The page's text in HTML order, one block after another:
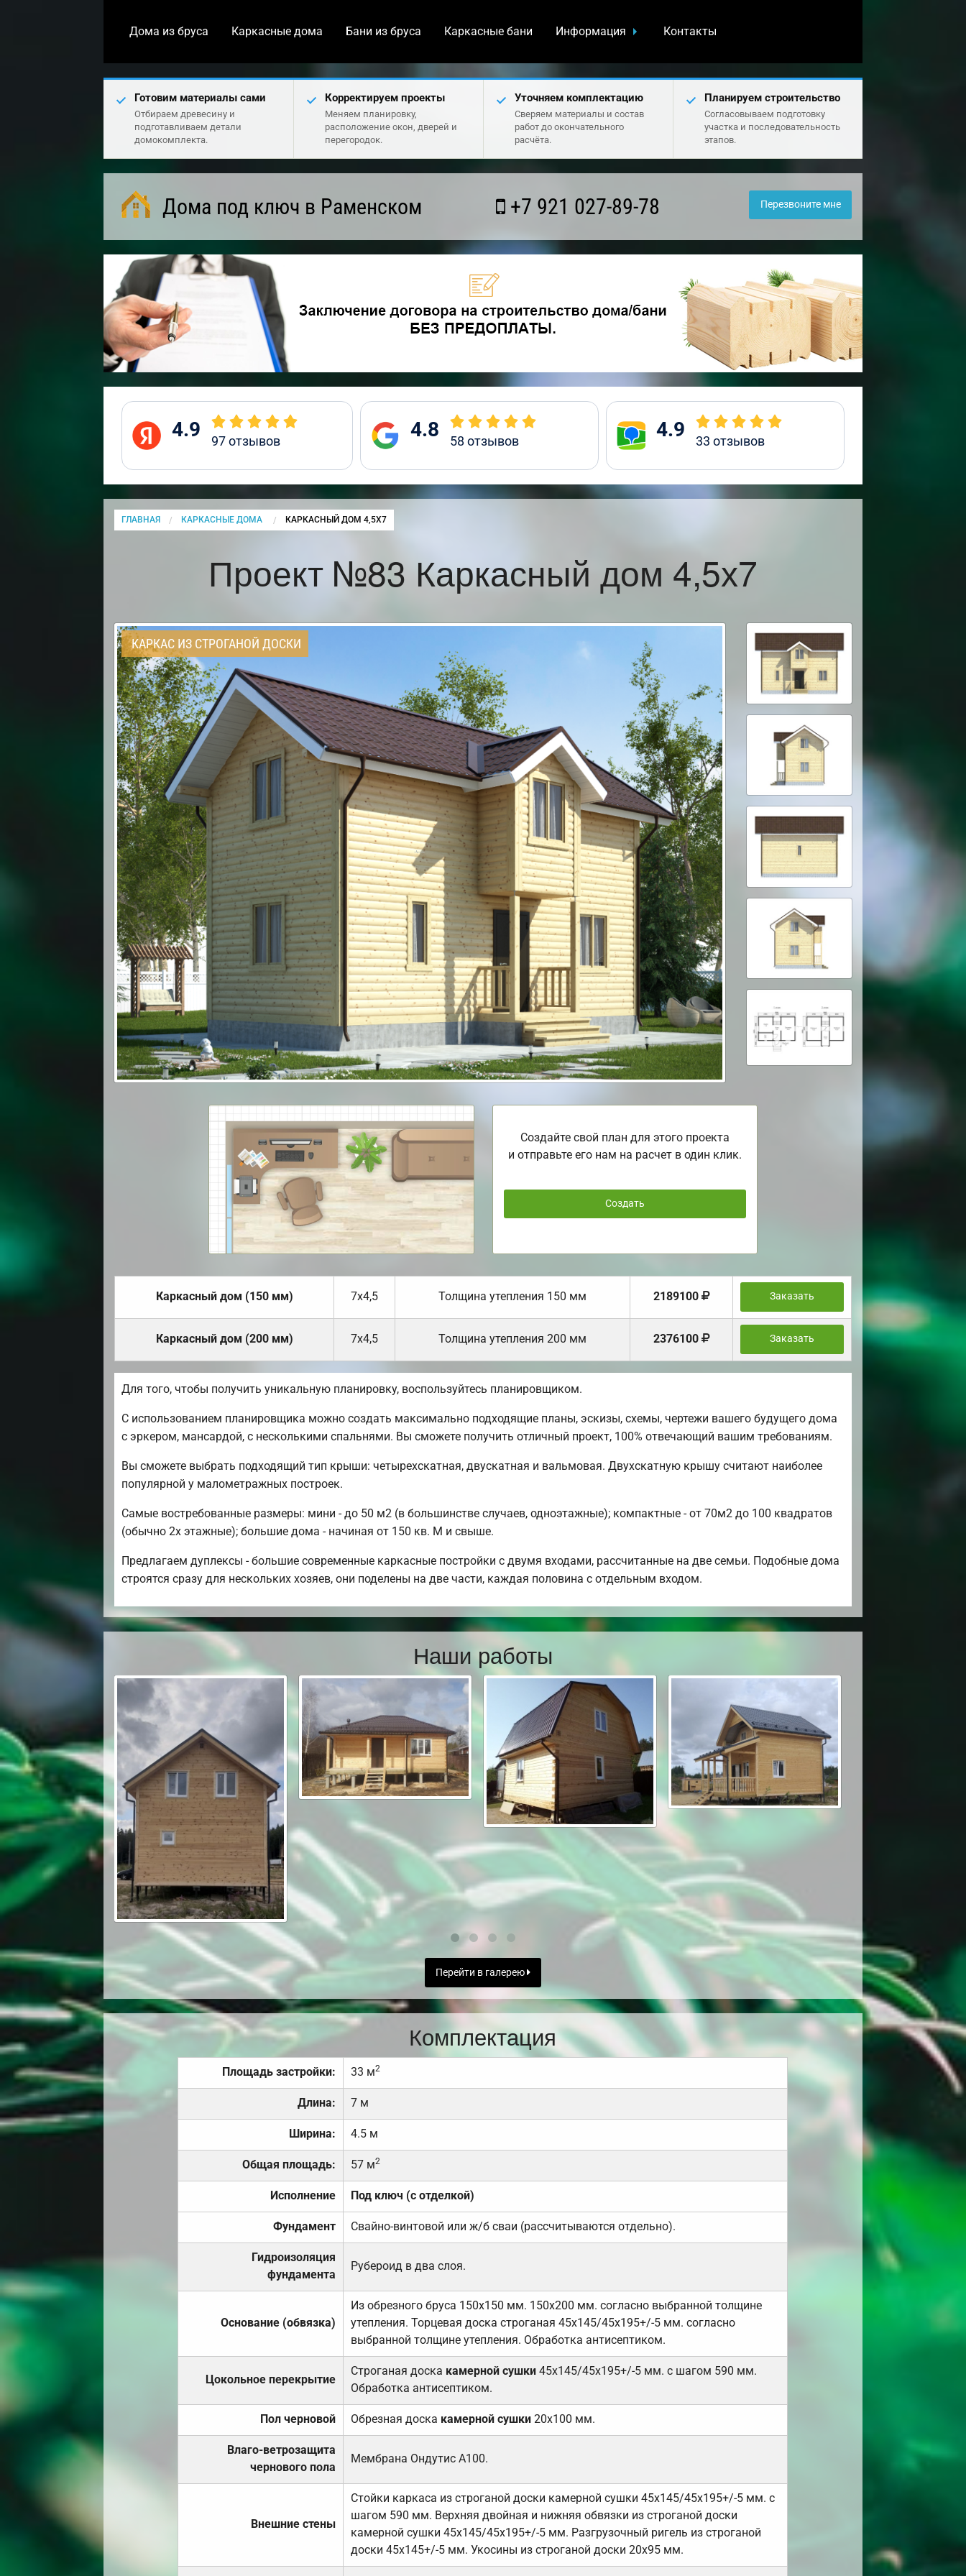
Дома из бруса Каркасные дома Бани из бруса Каркасные бани Информация Контакты
Готовим материалы сами
Отбираем древесину и
подготавливаем детали
домокомплекта.
Корректируем проекты
Меняем планировку,
расположение окон, дверей и
перегородок.
Уточняем комплектацию
Сверяем материалы и состав
работ до окончательного
расчёта.
Планируем строительство
Согласовываем подготовку
участка и последовательность
этапов.
Дома под ключ в Раменском +7 921 027-89-78 Перезвоните мне
4.9 97отзывов 4.8 58 отзывов 4.9 33 отзывов
ГЛАВНАЯ КАРКАСНЫЕ ДОМА CURRENT:
КАРКАСНЫЙ ДОМ 4,5Х7
Проект №83 Каркасный дом 4,5х7
КАРКАС ИЗ СТРОГАНОЙ ДОСКИ
Создайте свой план для этого проекта
и отправьте его нам на расчет в один клик.
Создать
Каркасный дом (150 мм) 7х4,5 Толщина утепления 150 мм 2189100 Заказать
Каркасный дом (200 мм) 7х4,5 Толщина утепления 200 мм 2376100 Заказать
Для того, чтобы получить уникальную планировку, воспользуйтесь планировщиком.
С использованием планировщика можно создать максимально подходящие планы, эскизы, схемы, чертежи вашего будущего дома
с эркером, мансардой, с несколькими спальнями. Вы сможете получить отличный проект, 100% отвечающий вашим требованиям.
Вы сможете выбрать подходящий тип крыши: четырехскатная, двускатная и вальмовая. Двухскатную крышу считают наиболее
популярной у малометражных построек.
Самые востребованные размеры: мини - до 50 м2 (в большинстве случаев, одноэтажные); компактные - от 70м2 до 100 квадратов
(обычно 2х этажные); большие дома - начиная от 150 кв. М и свыше.
Предлагаем дуплексы - большие современные каркасные постройки с двумя входами, рассчитанные на две семьи. Подобные дома
строятся сразу для нескольких хозяев, они поделены на две части, каждая половина с отдельным входом.
Наши работы
Перейти в галерею
Комплектация
Площадь застройки: 33 м2
Длина: 7 м
Ширина: 4.5 м
Общая площадь: 57 м2
Исполнение Под ключ (с отделкой)
Фундамент Свайно-винтовой или ж/б сваи (рассчитываются отдельно).
Гидроизоляция
фундамента
Рубероид в два слоя.
Основание (обвязка)
Из обрезного бруса 150х150 мм. 150х200 мм. согласно выбранной толщине
утепления. Торцевая доска строганая 45х145/45х195+/-5 мм. согласно
выбранной толщине утепления. Обработка антисептиком.
Цокольное перекрытие
Строганая доска камерной сушки 45х145/45х195+/-5 мм. с шагом 590 мм.
Обработка антисептиком.
Пол черновой Обрезная доска камерной сушки20х100 мм.
Влаго-ветрозащита
чернового пола
Мембрана Ондутис А100.
Внешние стены
Стойки каркаса из строганой доски камерной сушки 45х145/45х195+/-5 мм. с
шагом 590 мм. Верхняя двойная и нижняя обвязки из строганой доски
камерной сушки 45х145/45х195+/-5 мм. Разгрузочный ригель из строганой
доски 45х145+/-5 мм. Укосины из строганой доски 20х95 мм.